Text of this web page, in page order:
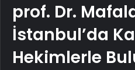
prof. Dr.
İstanbul’da
Hekimlerle